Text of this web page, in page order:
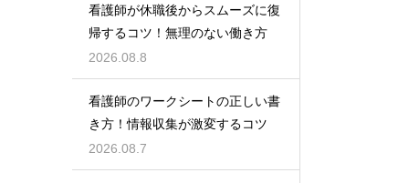
看護師が休職後からスムーズに復
帰するコツ！無理のない働き方
2026.08.8
看護師のワークシートの正しい書
き方！情報収集が激変するコツ
2026.08.7